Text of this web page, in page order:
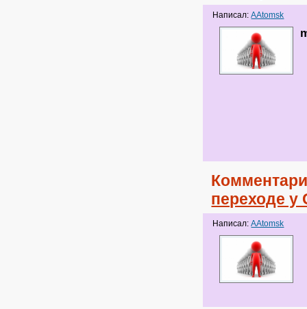
Написал:AAtomsk
переходе у
Написал:AAtomsk